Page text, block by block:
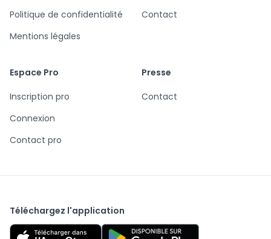
Politique de confidentialité
Mentions légales
Contact
Espace Pro
Inscription pro
Connexion
Contact pro
Presse
Contact
Téléchargez l'application